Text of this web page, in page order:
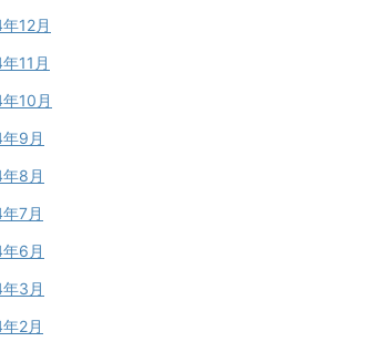
12月
11月
10月
9月
8月
7月
6月
3月
2月